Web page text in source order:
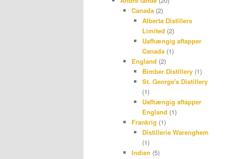
Canada(2)
Alberta Distillers
Limited (2)
Uafhængig aftapper
Canada (1)
England (2)
Bimber Distillery (1)
St. George's Distillery
(1)
Uafhængig aftapper
England (1)
Frankrig (1)
Distillerie Warenghem
(1)
Indien (5)